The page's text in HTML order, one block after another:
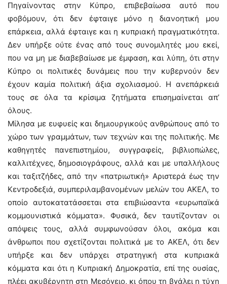
Πηγαίνοντας στην Κύπρο, επιβεβαίωσα αυτό που
φοβόμουν, ότι δεν έφταιγε μόνο η διανοητική μου
επάρκεια, αλλά έφταιγε και η κυπριακή πραγματικότητα.
Δεν υπήρξε ούτε ένας από τους συνομιλητές μου εκεί,
που να μη με διαβεβαίωσε με έμφαση, και λύπη, ότι στην
Κύπρο οι πολιτικές δυνάμεις που την κυβερνούν δεν
έχουν καμία πολιτική άξια σχολιασμού. Η ανεπάρκειά
τους σε όλα τα κρίσιμα ζητήματα επισημαίνεται απ’
όλους.
Μίλησα με ευφυείς και δημιουργικούς ανθρώπους από το
χώρο των γραμμάτων, των τεχνών και της πολιτικής. Με
καθηγητές πανεπιστημίου, συγγραφείς, βιβλιοπώλες,
καλλιτέχνες, δημοσιογράφους, αλλά και με υπαλλήλους
και ταξιτζήδες, από την «πατριωτική» Αριστερά έως την
Κεντροδεξιά, συμπεριλαμβανομένων μελών του ΑΚΕΛ, το
οποίο αυτοκατατάσσεται στα επιβιώσαντα «ευρωπαϊκά
κομμουνιστικά κόμματα». Φυσικά, δεν ταυτίζονταν οι
απόψεις τους, αλλά συμφωνούσαν όλοι, ακόμα και
άνθρωποι που σχετίζονται πολιτικά με το ΑΚΕΛ, ότι δεν
υπήρξε και δεν υπάρχει στρατηγική στα κυπριακά
κόμματα και ότι η Κυπριακή Δημοκρατία, επί της ουσίας,
πλέει ακυβέρνητη στη Μεσόγειο, κι όπου τη βγάλει η τύχη